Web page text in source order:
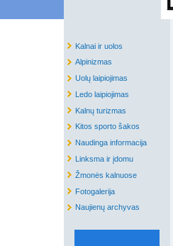
Kalnai ir uolos
Alpinizmas
Uolų laipiojimas
Ledo laipiojimas
Kalnų turizmas
Kitos sporto šakos
Naudinga informacija
Linksma ir įdomu
Žmonės kalnuose
Fotogalerija
Naujienų archyvas